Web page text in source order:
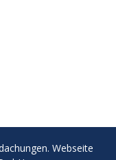
Webseite